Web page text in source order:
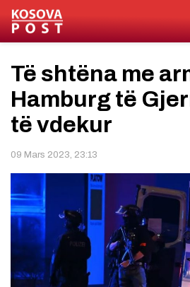
Të shtëna me
Hamburg të
të vdekur
09 Mars 2023, 23:13